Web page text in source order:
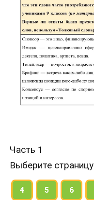
Часть 1
Выберите страницу
4 5 6